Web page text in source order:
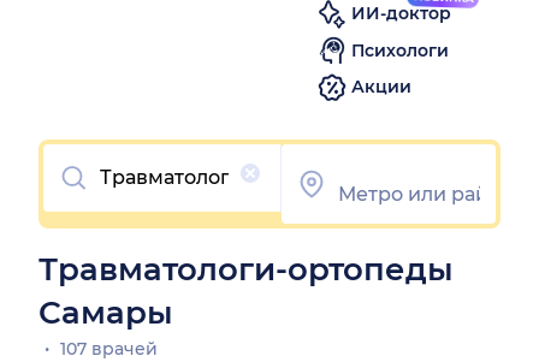
ИИ-доктор
Психологи
Акции
Очистить
Травматологи-ортопеды
Самары
107 врачей